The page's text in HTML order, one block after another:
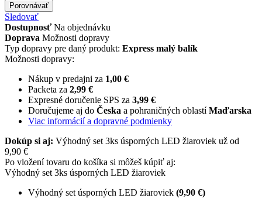
Porovnávať
Sledovať
Dostupnosť Na objednávku
Doprava Možnosti dopravy
Typ dopravy pre daný produkt: Express malý balík
Možnosti dopravy:
Nákup v predajni za 1,00 €
Packeta za 2,99 €
Expresné doručenie SPS za 3,99 €
Doručujeme aj do Česka a pohraničných oblastíMaďarska
Viac informácií a dopravné podmienky
Dokúp si aj: Výhodný set 3ks úsporných LED žiaroviek už od
9,90 €
Po vložení tovaru do košíka si môžeš kúpiť aj:
Výhodný set 3ks úsporných LED žiaroviek
Výhodný set úsporných LED žiaroviek (9,90 €)